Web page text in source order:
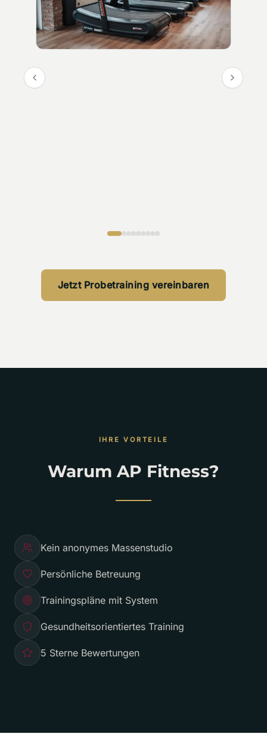
Jetzt Probetraining vereinbaren
IHRE VORTEILE
Warum AP Fitness?
Kein anonymes Massenstudio
Persönliche Betreuung
Trainingspläne mit System
Gesundheitsorientiertes Training
5 Sterne Bewertungen